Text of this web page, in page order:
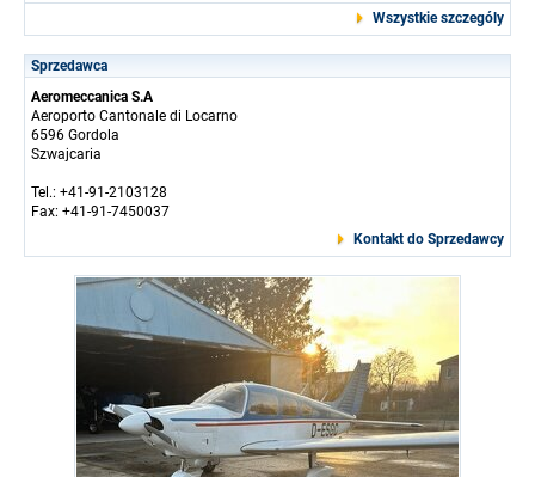
Wszystkie szczególy
Sprzedawca
Aeromeccanica S.A
Aeroporto Cantonale di Locarno
6596 Gordola
Szwajcaria
Tel.: +41-91-2103128
Fax: +41-91-7450037
Kontakt do Sprzedawcy